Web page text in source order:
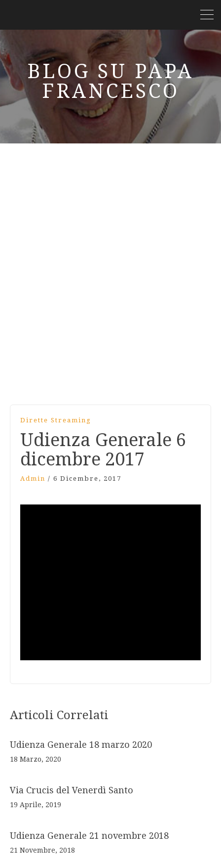
BLOG SU PAPA
FRANCESCO
Dirette Streaming
Udienza Generale 6
dicembre 2017
Admin / 6 Dicembre, 2017
Articoli Correlati
Udienza Generale 18 marzo 2020
18 Marzo, 2020
Via Crucis del Venerdì Santo
19 Aprile, 2019
Udienza Generale 21 novembre 2018
21 Novembre, 2018